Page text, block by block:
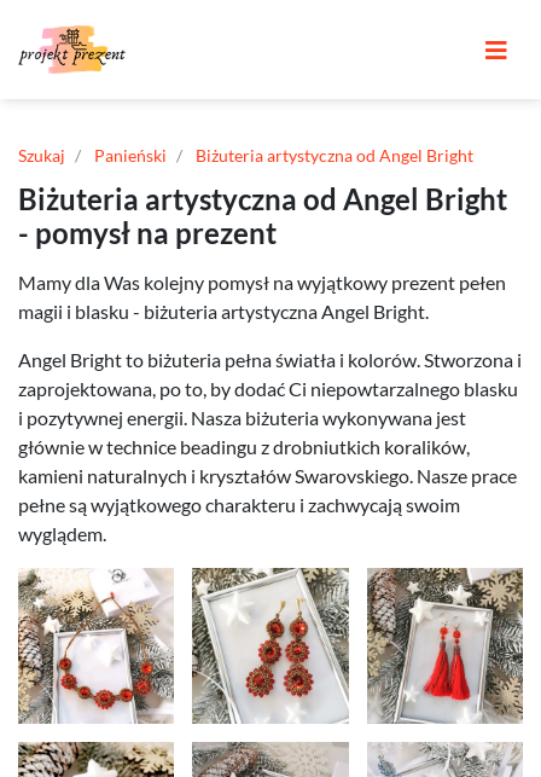
Szukaj Panieński Biżuteria artystyczna od Angel Bright
Biżuteria artystyczna od Angel Bright
- pomysł na prezent
Mamy dla Was kolejny pomysł na wyjątkowy prezent pełen
magii i blasku - biżuteria artystyczna Angel Bright.
Angel Bright to biżuteria pełna światła i kolorów. Stworzona i
zaprojektowana, po to, by dodać Ci niepowtarzalnego blasku
i pozytywnej energii. Nasza biżuteria wykonywana jest
głównie w technice beadingu z drobniutkich koralików,
kamieni naturalnych i kryształów Swarovskiego. Nasze prace
pełne są wyjątkowego charakteru i zachwycają swoim
wyglądem.